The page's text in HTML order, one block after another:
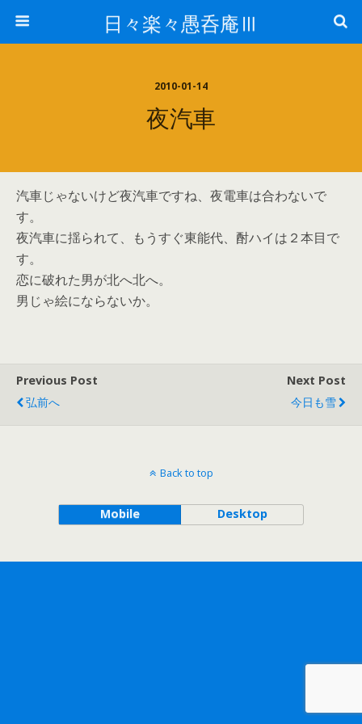
日々楽々愚呑庵Ⅲ
2010-01-14
夜汽車
汽車じゃないけど夜汽車ですね、夜電車は合わないで
す。
夜汽車に揺られて、もうすぐ東能代、酎ハイは２本目で
す。
恋に破れた男が北へ北へ。
男じゃ絵にならないか。
Previous Post
弘前へ
Next Post
今日も雪
Back to top
Mobile Desktop